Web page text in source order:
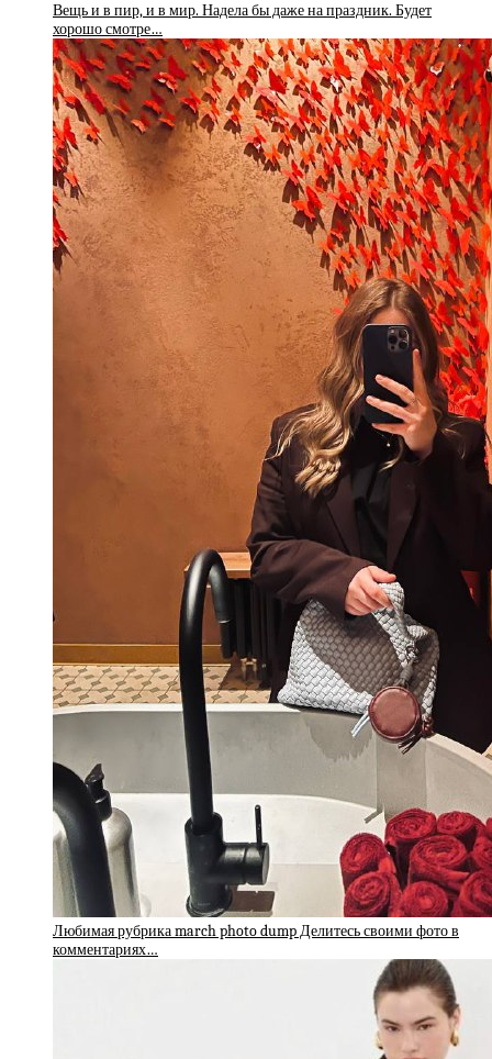
Вещь и в пир, и в мир. Надела бы даже на праздник. Будет
хорошо смотре…
Любимая рубрика march photo dump Делитесь своими фото в
комментариях…